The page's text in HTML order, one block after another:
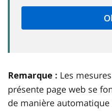
Remarque : Les
présente page web se
de manière automatique